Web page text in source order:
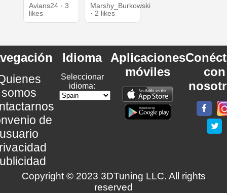
Avians24 · 3
likes
Marshy_Burkowski
· 2 likes
somos
de
Idioma
Seleccionar
idioma:
Aplicaciones
móviles
con
Copyright © 2023 3DTuning LLC. All rights
reserved